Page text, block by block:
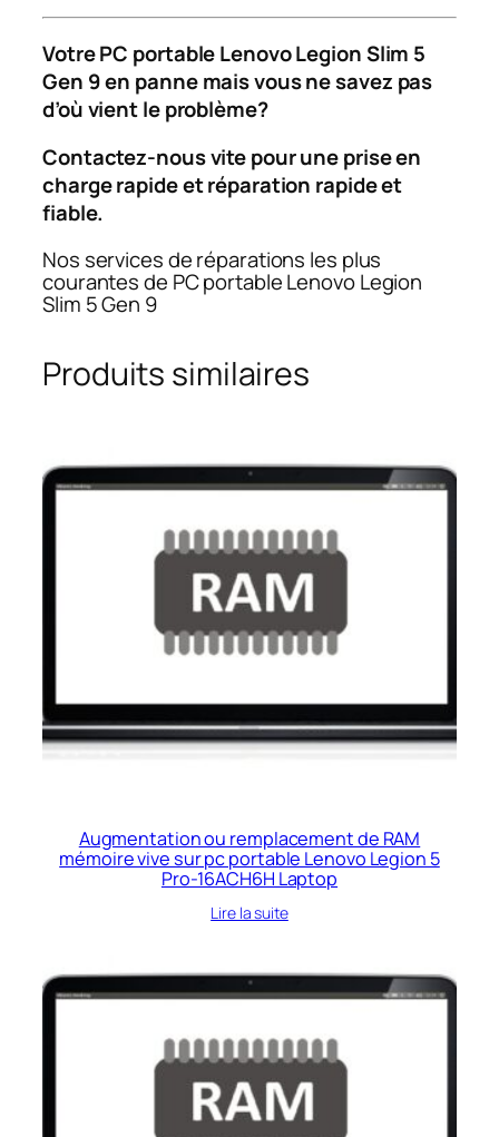
Votre PC portable Lenovo Legion Slim 5
Gen 9 en panne mais vous ne savez pas
d’où vient le problème?
Contactez-nous vite pour une prise en
charge rapide et réparation rapide et
fiable.
Nos services de réparations les plus
courantes de PC portable Lenovo Legion
Slim 5 Gen 9
Produits similaires
Augmentation ou remplacement de RAM
mémoire vive sur pc portable Lenovo Legion 5
Pro-16ACH6H Laptop
Lire la suite